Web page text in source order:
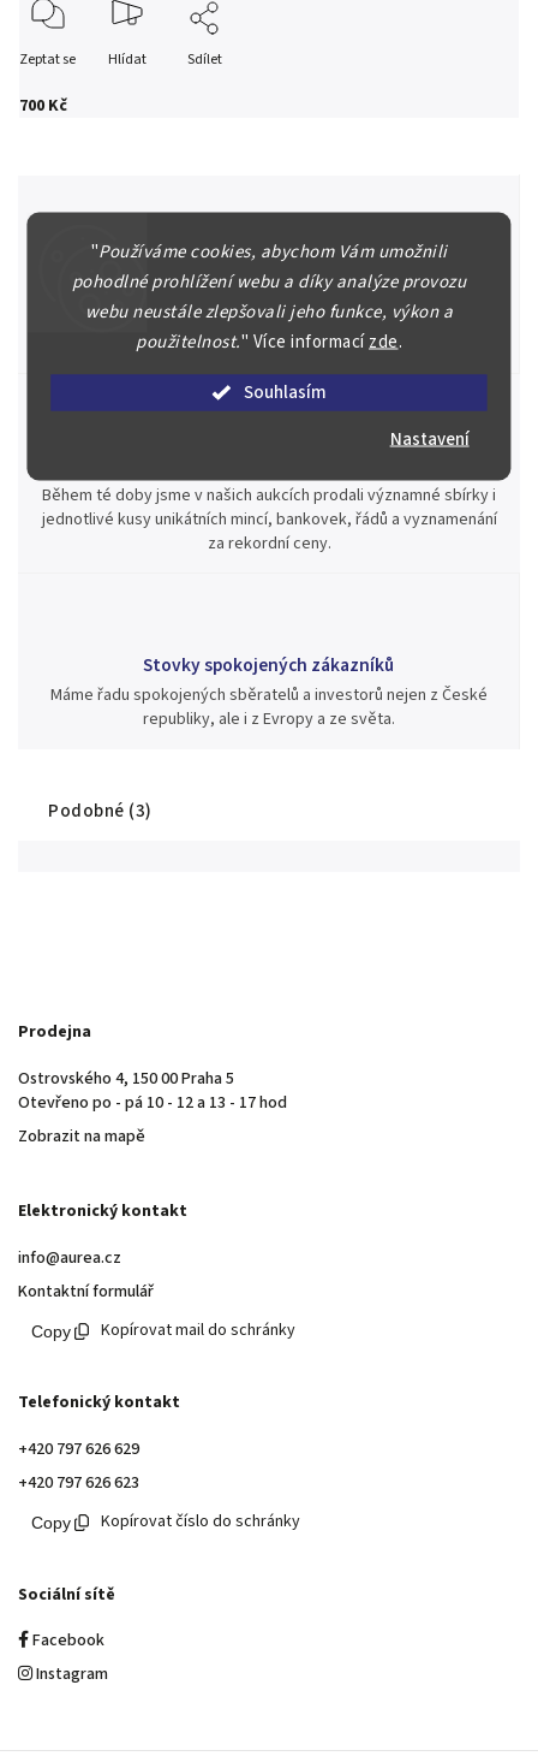
"Používáme cookies, abychom Vám umožnili
pohodlné prohlížení webu a díky analýze provozu
webu neustále zlepšovali jeho funkce, výkon a
použitelnost." Více informacízde.
Souhlasím
Nastavení
700 Kč
Zeptat se Hlídat Sdílet
Špičkové služby za nejlepší ceny
Náš kolektiv specialistů a znalců se Vám bude plně věnovat.
Posoudíme kvalitu a pravost Vašeho materiálu, prodáme v naší
aukci nebo Vám poradíme kam investovat.
Během té doby jsme v našich aukcích prodali významné sbírky i
jednotlivé kusy unikátních mincí, bankovek, řádů a vyznamenání
za rekordní ceny.
Stovky spokojených zákazníků
Máme řadu spokojených sběratelů a investorů nejen z České
republiky, ale i z Evropy a ze světa.
Podobné (3)
Prodejna
Ostrovského 4, 150 00 Praha 5
Otevřeno po - pá 10 - 12 a 13 - 17 hod
Zobrazit na mapě
Elektronický kontakt
info@aurea.cz
Kontaktní formulář
Kopírovat mail do schránky
Telefonický kontakt
+420 797 626 629
+420 797 626 623
Kopírovat číslo do schránky
Sociální sítě
Facebook
Instagram